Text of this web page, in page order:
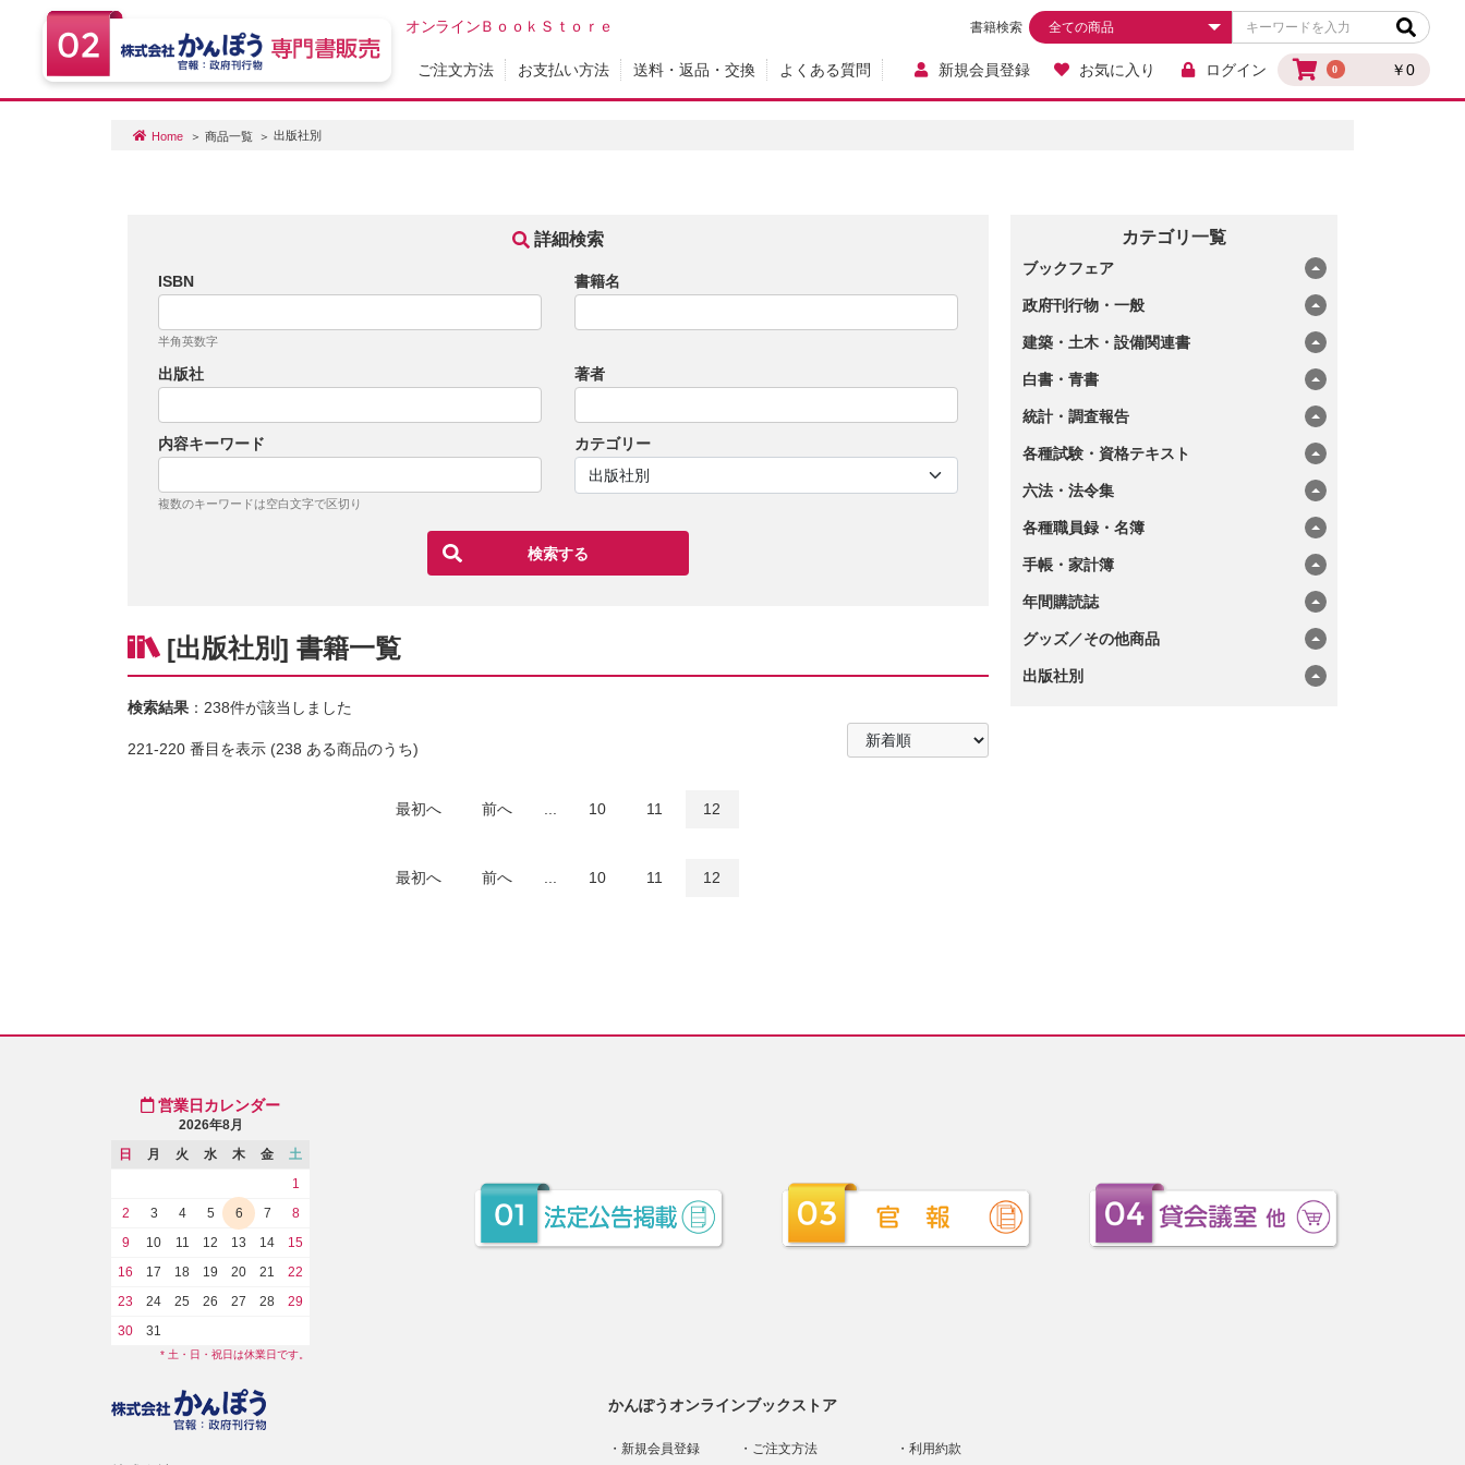
オンラインＢｏｏｋＳｔｏｒｅ
0 ￥0
書籍検索
ご注文方法 お支払い方法 送料・返品・交換 よくある質問 新規会員登録 お気に入り ログイン
Home 商品一覧 出版社別
カテゴリ一覧
ブックフェア
政府刊行物・一般
建築・土木・設備関連書
白書・青書
統計・調査報告
各種試験・資格テキスト
六法・法令集
各種職員録・名簿
手帳・家計簿
年間購読誌
グッズ／その他商品
出版社別
詳細検索
ISBN
半角英数字
書籍名
出版社 著者
内容キーワード
複数のキーワードは空白文字で区切り
カテゴリー
[出版社別] 書籍一覧
検索結果 ：238件が該当しました
221-220 番目を表示 (238 ある商品のうち)
最初へ 前へ 10 11 12
最初へ 前へ 10 11 12
かんぽうオンラインブックストア
新規会員登録 ご注文方法 利用約款
営業日カレンダー
2026年8月
日
月 火 水 木 金
土
1
2
3 4 5 6 7
8
9
10 11 12 13 14
15
16
17 18 19 20 21
22
23
24 25 26 27 28
29
30
31
* 土・日・祝日は休業日です。